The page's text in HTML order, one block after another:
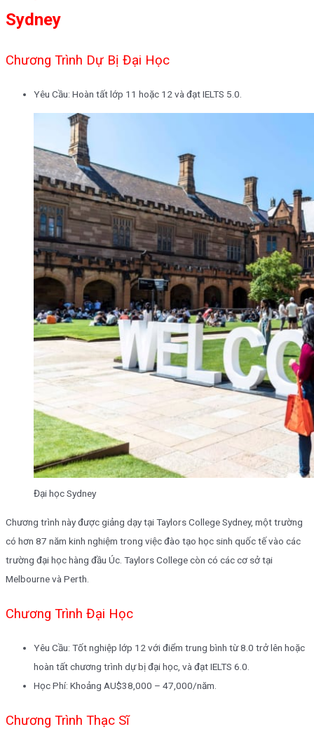
Sydney
Chương Trình Dự Bị Đại Học
Yêu Cầu: Hoàn tất lớp 11 hoặc 12 và đạt IELTS 5.0.
Đại học Sydney
Chương trình này được giảng dạy tại Taylors College Sydney, một trường
có hơn 87 năm kinh nghiệm trong việc đào tạo học sinh quốc tế vào các
trường đại học hàng đầu Úc. Taylors College còn có các cơ sở tại
Melbourne và Perth.
Chương Trình Đại Học
Yêu Cầu: Tốt nghiệp lớp 12 với điểm trung bình từ 8.0 trở lên hoặc
hoàn tất chương trình dự bị đại học, và đạt IELTS 6.0.
Học Phí: Khoảng AU$38,000 – 47,000/năm.
Chương Trình Thạc Sĩ